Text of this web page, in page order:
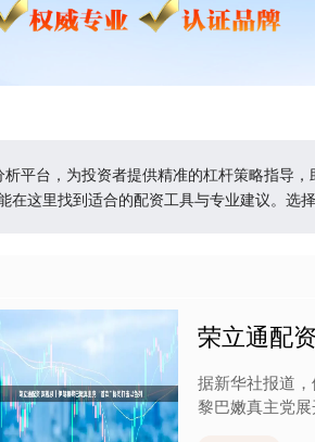
平台，为投资者提供精准的杠杆策略指导
这里找到适合的配资工具与专业建议。选
荣立通配
据新华社报道
黎巴嫩真主党